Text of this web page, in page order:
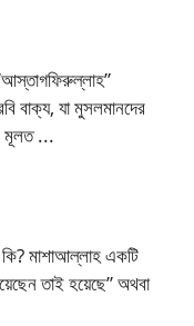
মূলত ...
তাই হয়েছে” অথবা